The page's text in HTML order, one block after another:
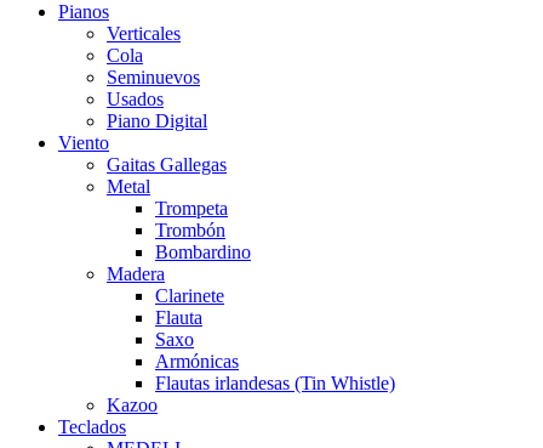
Pianos
Verticales
Cola
Seminuevos
Usados
Piano Digital
Viento
Gaitas Gallegas
Metal
Trompeta
Trombón
Bombardino
Madera
Clarinete
Flauta
Saxo
Armónicas
Flautas irlandesas (Tin Whistle)
Kazoo
Teclados